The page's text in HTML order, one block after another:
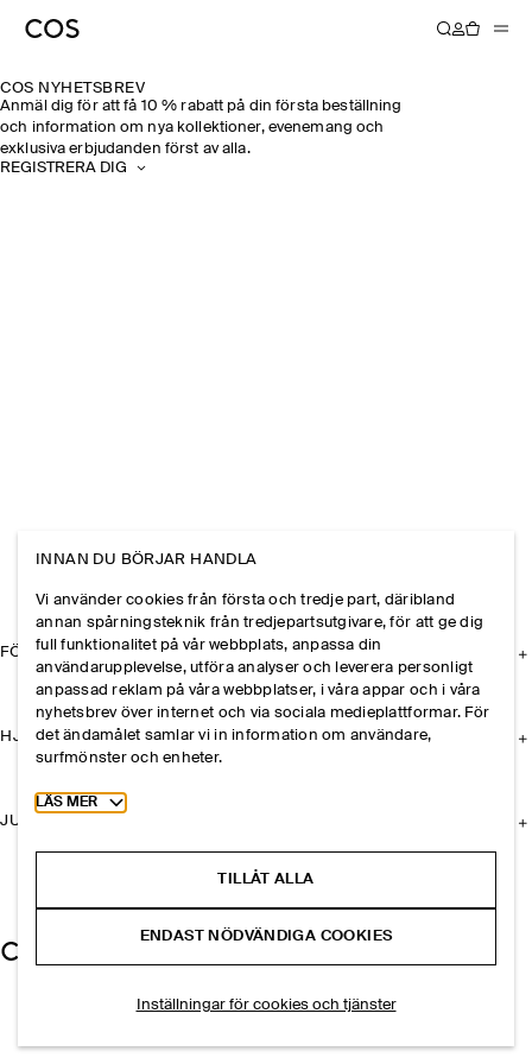
COS NYHETSBREV
Anmäl dig för att få 10 % rabatt på din första beställning
och information om nya kollektioner, evenemang och
exklusiva erbjudanden först av alla.
REGISTRERA DIG
FÖRETAGET
HJÄLP
JURIDISK INFORMATION
INNAN DU BÖRJAR HANDLA
Vi använder cookies från första och tredje part, däribland
annan spårningsteknik från tredjepartsutgivare, för att ge dig
full funktionalitet på vår webbplats, anpassa din
användarupplevelse, utföra analyser och leverera personligt
anpassad reklam på våra webbplatser, i våra appar och i våra
nyhetsbrev över internet och via sociala medieplattformar. För
det ändamålet samlar vi in information om användare,
surfmönster och enheter.
Toggle more cookie information
LÄS MER
TILLÅT ALLA
ENDAST NÖDVÄNDIGA COOKIES
Inställningar för cookies och tjänster